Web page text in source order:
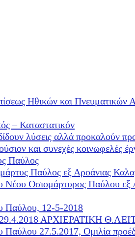
Ηθικών και Πνευματικών
– Καταστατικόν
λύσεις αλλά προκαλούν
και συνεχές
Παύλος
Παύλος εξ Αροάνιας
Νέου Οσιομάρτυρος Παύλου εξ
Παύλου, 12-5-2018
ΑΡΧΙΕΡΑΤΙΚΗ
Παύλου 27.5.2017, Ομιλία